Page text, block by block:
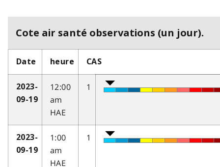
Cote air santé observations (un jour).
Date heure CAS
2023-
09-19
12:00
am
HAE
1
2023-
09-19
1:00
am
HAE
1